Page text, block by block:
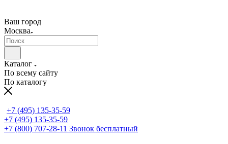
Ваш город
Москва
Каталог
По всему сайту
По каталогу
+7 (495) 135-35-59
+7 (495) 135-35-59
+7 (800) 707-28-11 Звонок бесплатный